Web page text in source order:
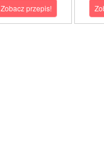
Zobacz przepis!